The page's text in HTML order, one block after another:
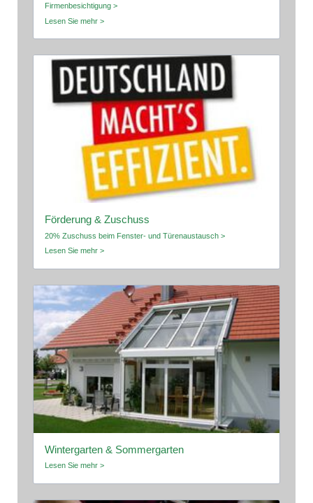
Firmenbesichtigung >
Lesen Sie mehr >
Förderung & Zuschuss
20% Zuschuss beim Fenster- und Türenaustausch >
Lesen Sie mehr >
Wintergarten & Sommergarten
Lesen Sie mehr >